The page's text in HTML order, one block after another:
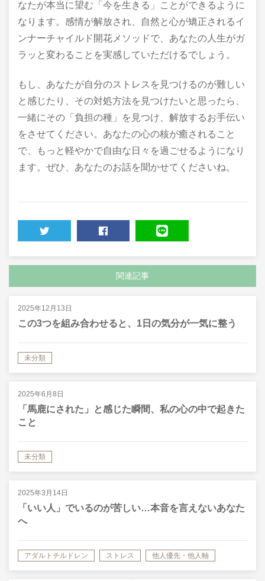
なたが本当に望む「今を生きる」ことができるように
なります。感情が解放され、自然と心が矯正されるイ
ンナーチャイルド開花メソッドで、あなたの人生がガ
ラッと変わることを実感していただけるでしょう。
もし、あなたが自分のストレスを見つけるのが難しい
と感じたり、その対処方法を見つけたいと思ったら、
一緒にその「負担の種」を見つけ、解放するお手伝い
をさせてください。あなたの心の核が癒されること
で、もっと軽やかで自由な日々を過ごせるようになり
ます。ぜひ、あなたのお話を聞かせてくださいね。
関連記事
2025年12月13日
この3つを組み合わせると、1日の気分が一気に整う
未分類
2025年6月8日
「馬鹿にされた」と感じた瞬間、私の心の中で起きた
こと
未分類
2025年3月14日
「いい人」でいるのが苦しい…本音を言えないあなた
へ
アダルトチルドレン ストレス 他人優先・他人軸